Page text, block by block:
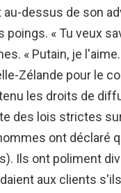
dessus de son
« Tu veux
« Putain, je
Zélande pour le
les droits de
des lois strictes
ont déclaré
Ils ont poliment
aux clients